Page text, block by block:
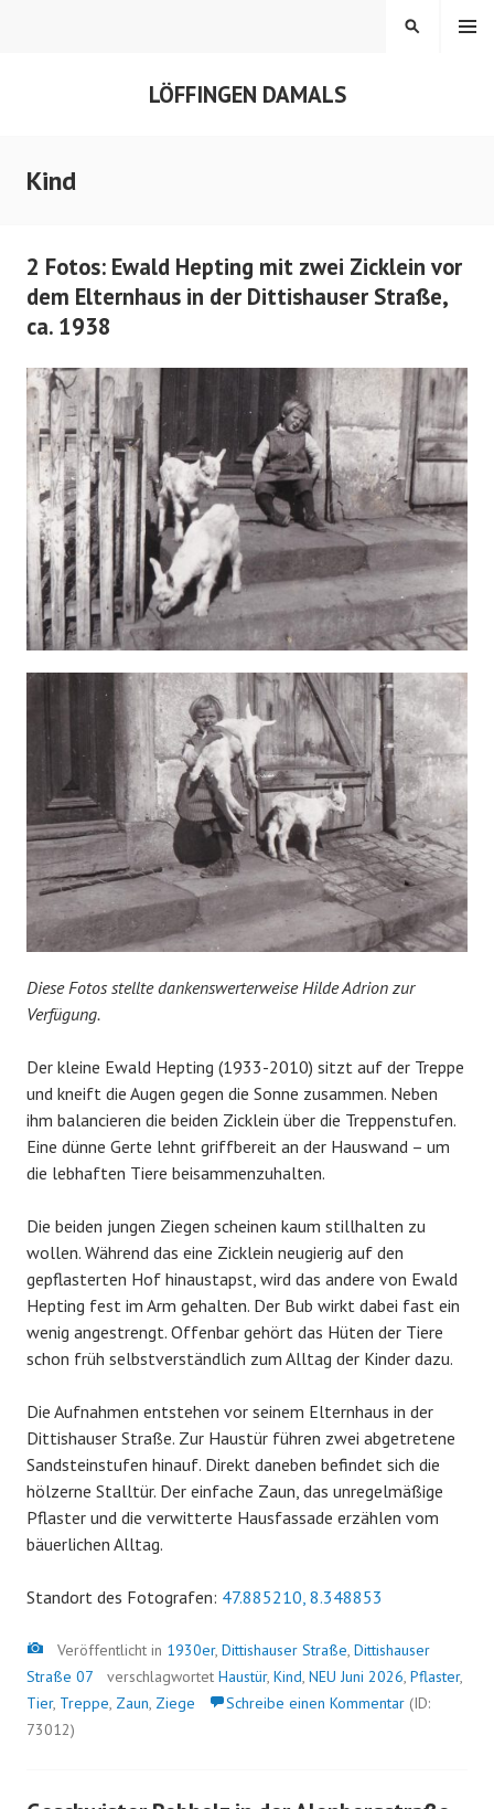
LÖFFINGEN DAMALS
MENÜ
SUCHEN
Kind
2 Fotos: Ewald Hepting mit zwei Zicklein vor
dem Elternhaus in der Dittishauser Straße,
ca. 1938
Diese Fotos stellte dankenswerterweise Hilde Adrion zur
Verfügung.
Der kleine Ewald Hepting (1933-2010) sitzt auf der Treppe
und kneift die Augen gegen die Sonne zusammen. Neben
ihm balancieren die beiden Zicklein über die Treppenstufen.
Eine dünne Gerte lehnt griffbereit an der Hauswand – um
die lebhaften Tiere beisammenzuhalten.
Die beiden jungen Ziegen scheinen kaum stillhalten zu
wollen. Während das eine Zicklein neugierig auf den
gepflasterten Hof hinaustapst, wird das andere von Ewald
Hepting fest im Arm gehalten. Der Bub wirkt dabei fast ein
wenig angestrengt. Offenbar gehört das Hüten der Tiere
schon früh selbstverständlich zum Alltag der Kinder dazu.
Die Aufnahmen entstehen vor seinem Elternhaus in der
Dittishauser Straße. Zur Haustür führen zwei abgetretene
Sandsteinstufen hinauf. Direkt daneben befindet sich die
hölzerne Stalltür. Der einfache Zaun, das unregelmäßige
Pflaster und die verwitterte Hausfassade erzählen vom
bäuerlichen Alltag.
Standort des Fotografen: 47.885210, 8.348853
Bild
Veröffentlicht in 1930er, Dittishauser Straße, Dittishauser
Straße 07
verschlagwortet Haustür, Kind, NEU Juni 2026, Pflaster,
Tier, Treppe, Zaun, Ziege Schreibe einen Kommentar (ID:
73012)